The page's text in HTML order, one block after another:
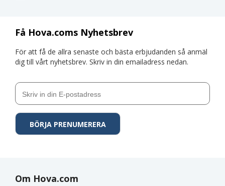
Få Hova.coms Nyhetsbrev
För att få de allra senaste och bästa erbjudanden så anmäl
dig till vårt nyhetsbrev. Skriv in din emailadress nedan.
Om Hova.com